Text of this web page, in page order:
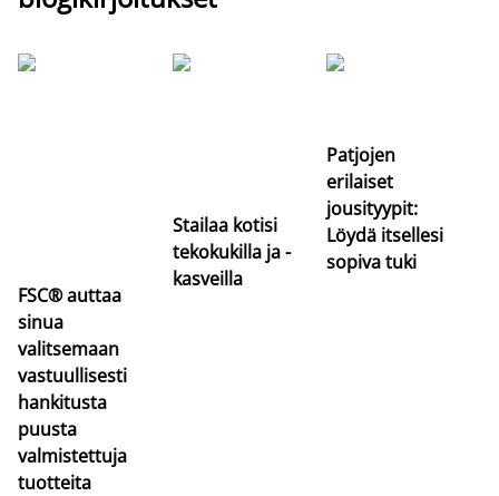
FSC® auttaa
sinua
valitsemaan
vastuullisesti
hankitusta
puusta
valmistettuja
tuotteita
Stailaa kotisi
tekokukilla ja -
kasveilla
Patjojen
erilaiset
jousityypit:
Löydä itsellesi
sopiva tuki